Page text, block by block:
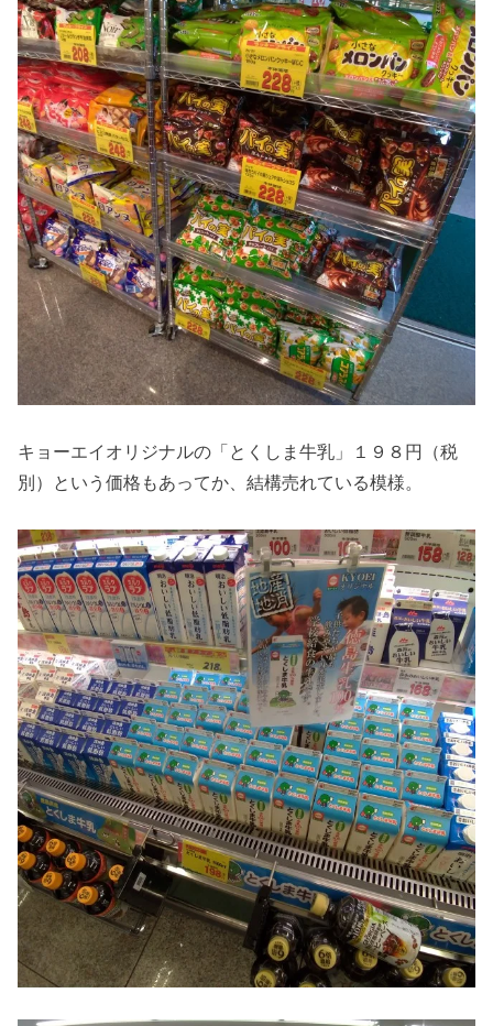
キョーエイオリジナルの「とくしま牛乳」１９８円（税
別）という価格もあってか、結構売れている模様。